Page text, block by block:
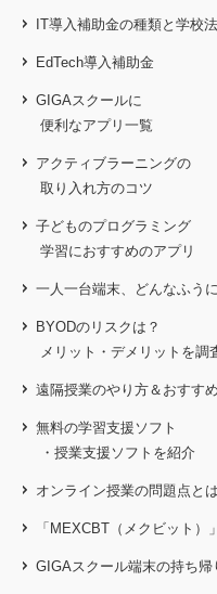
IT導入補助金の種類と学校
EdTech導入補助金
GIGAスクールに
便利なアプリ一覧
アクティブラーニングの
取り入れ方のコツ
子どものプログラミング
学習におすすめのアプリ
一人一台端末、どんなふう
BYODのリスクは？
メリット・デメリットを調
遠隔授業のやり方＆おすす
無料の学習支援ソフト
・授業支援ソフトを紹介
オンライン授業の問題点と
「MEXCBT（メクビット
GIGAスクール端末の持ち